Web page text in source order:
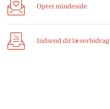
Opret mindeside
Indsend dit læserbidrag